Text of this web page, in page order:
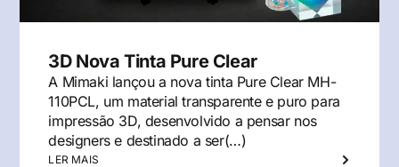
3D Nova Tinta Pure Clear
A Mimaki lançou a nova tinta Pure Clear MH-
110PCL, um material transparente e puro para
impressão 3D, desenvolvido a pensar nos
designers e destinado a ser(…)
LER MAIS